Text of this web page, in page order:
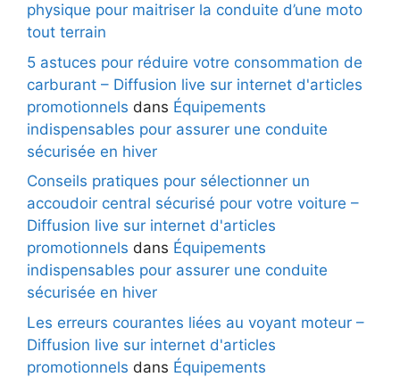
physique pour maitriser la conduite d’une moto
tout terrain
5 astuces pour réduire votre consommation de
carburant – Diffusion live sur internet d'articles
promotionnels dans Équipements
indispensables pour assurer une conduite
sécurisée en hiver
Conseils pratiques pour sélectionner un
accoudoir central sécurisé pour votre voiture –
Diffusion live sur internet d'articles
promotionnels dans Équipements
indispensables pour assurer une conduite
sécurisée en hiver
Les erreurs courantes liées au voyant moteur –
Diffusion live sur internet d'articles
promotionnels dans Équipements